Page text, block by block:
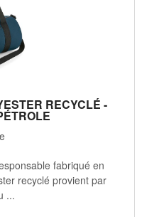
RECYCLÉ -
fabriqué en
recyclé provient par
...